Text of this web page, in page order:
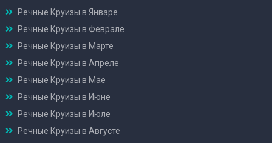
Речные Круизы в Январе
Речные Круизы в Феврале
Речные Круизы в Марте
Речные Круизы в Апреле
Речные Круизы в Мае
Речные Круизы в Июне
Речные Круизы в Июле
Речные Круизы в Августе